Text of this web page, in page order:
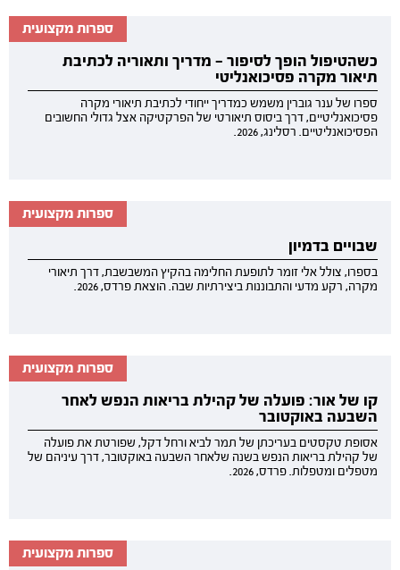
ספרות מקצועית
כשהטיפול הופך לסיפור — מדריך ותאוריה לכתיבת
תיאור מקרה פסיכואנליטי
ספרו של ענר גוברין משמש כמדריך ייחודי לכתיבת תיאורי מקרה
פסיכואנליטיים, דרך ביסוס תיאורטי של הפרקטיקה אצל גדולי החשובים
הפסיכואנליטיים. רסלינג, 2026.
ספרות מקצועית
שבויים בדמיון
בספרו, צולל אלי זומר לתופעת החלימה בהקיץ המשבשבת, דרך תיאורי
מקרה, רקע מדעי והתבוננות ביצירתיות שבה. הוצאת פרדס, 2026.
ספרות מקצועית
קו של אור: פועלה של קהילת בריאות הנפש לאחר
השבעה באוקטובר
אסופת טקסטים בעריכתן של תמר לביא ורחל דקל, שפורטת את פועלה
של קהילת בריאות הנפש בשנה שלאחר השבעה באוקטובר, דרך עיניהם של
מטפלים ומטפלות. פרדס, 2026.
ספרות מקצועית